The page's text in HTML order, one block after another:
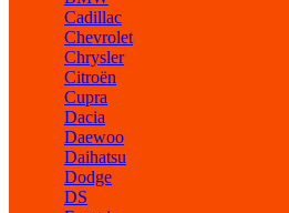
Cadillac
Chevrolet
Chrysler
Citroën
Cupra
Dacia
Daewoo
Daihatsu
Dodge
DS